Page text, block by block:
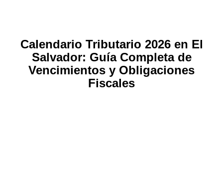
Calendario Tributario 2026 en El
Salvador: Guía Completa de
Vencimientos y Obligaciones
Fiscales